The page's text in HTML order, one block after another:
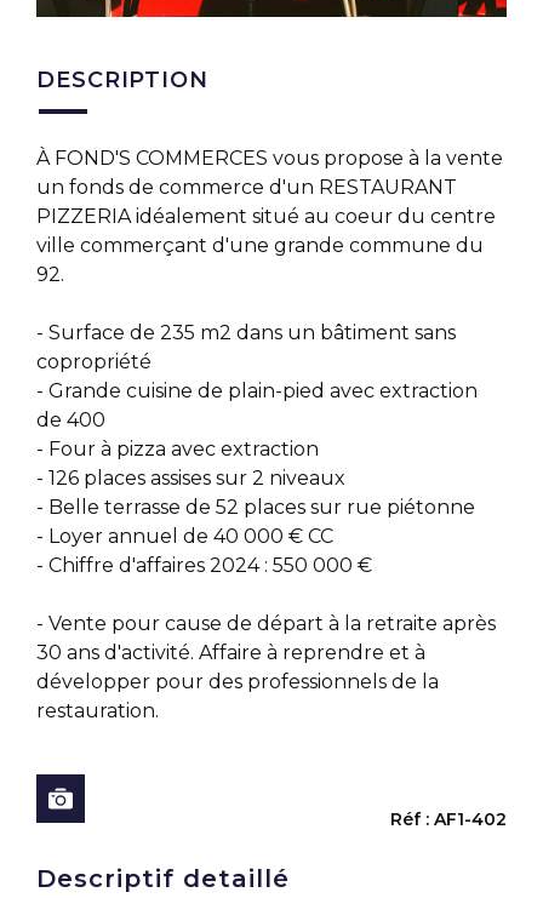
DESCRIPTION
À FOND'S COMMERCES vous propose à la vente
un fonds de commerce d'un RESTAURANT
PIZZERIA idéalement situé au coeur du centre
ville commerçant d'une grande commune du
92.
- Surface de 235 m2 dans un bâtiment sans
copropriété
- Grande cuisine de plain-pied avec extraction
de 400
- Four à pizza avec extraction
- 126 places assises sur 2 niveaux
- Belle terrasse de 52 places sur rue piétonne
- Loyer annuel de 40 000 € CC
- Chiffre d'affaires 2024 : 550 000 €
- Vente pour cause de départ à la retraite après
30 ans d'activité. Affaire à reprendre et à
développer pour des professionnels de la
restauration.
Réf : AF1-402
Descriptif detaillé